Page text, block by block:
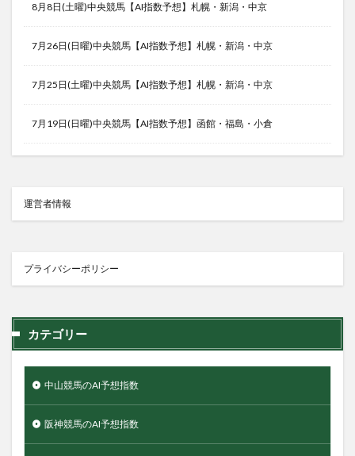
8月8日(土曜)中央競馬【AI指数予想】札幌・新潟・中京
7月26日(日曜)中央競馬【AI指数予想】札幌・新潟・中京
7月25日(土曜)中央競馬【AI指数予想】札幌・新潟・中京
7月19日(日曜)中央競馬【AI指数予想】函館・福島・小倉
運営者情報
プライバシーポリシー
カテゴリー
中山競馬のAI予想指数
阪神競馬のAI予想指数